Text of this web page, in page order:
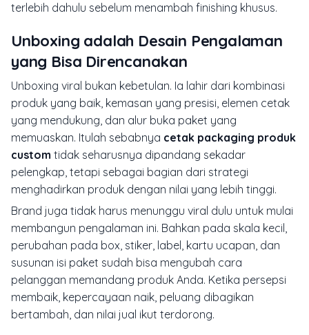
terlebih dahulu sebelum menambah finishing khusus.
Unboxing adalah Desain Pengalaman
yang Bisa Direncanakan
Unboxing viral bukan kebetulan. Ia lahir dari kombinasi
produk yang baik, kemasan yang presisi, elemen cetak
yang mendukung, dan alur buka paket yang
memuaskan. Itulah sebabnya cetak packaging produk
custom tidak seharusnya dipandang sekadar
pelengkap, tetapi sebagai bagian dari strategi
menghadirkan produk dengan nilai yang lebih tinggi.
Brand juga tidak harus menunggu viral dulu untuk mulai
membangun pengalaman ini. Bahkan pada skala kecil,
perubahan pada box, stiker, label, kartu ucapan, dan
susunan isi paket sudah bisa mengubah cara
pelanggan memandang produk Anda. Ketika persepsi
membaik, kepercayaan naik, peluang dibagikan
bertambah, dan nilai jual ikut terdorong.